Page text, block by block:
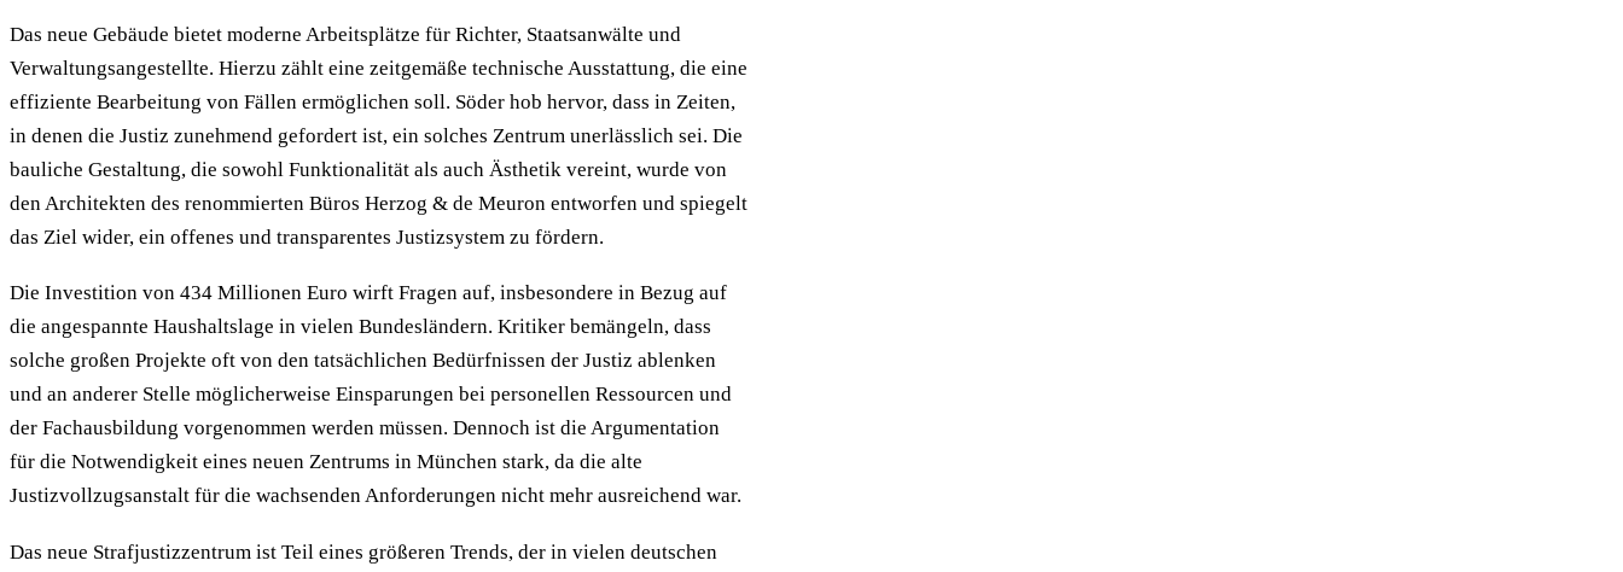
Das neue Gebäude bietet moderne Arbeitsplätze für Richter, Staatsanwälte und
Verwaltungsangestellte. Hierzu zählt eine zeitgemäße technische Ausstattung, die eine
effiziente Bearbeitung von Fällen ermöglichen soll. Söder hob hervor, dass in Zeiten,
in denen die Justiz zunehmend gefordert ist, ein solches Zentrum unerlässlich sei. Die
bauliche Gestaltung, die sowohl Funktionalität als auch Ästhetik vereint, wurde von
den Architekten des renommierten Büros Herzog & de Meuron entworfen und spiegelt
das Ziel wider, ein offenes und transparentes Justizsystem zu fördern.
Die Investition von 434 Millionen Euro wirft Fragen auf, insbesondere in Bezug auf
die angespannte Haushaltslage in vielen Bundesländern. Kritiker bemängeln, dass
solche großen Projekte oft von den tatsächlichen Bedürfnissen der Justiz ablenken
und an anderer Stelle möglicherweise Einsparungen bei personellen Ressourcen und
der Fachausbildung vorgenommen werden müssen. Dennoch ist die Argumentation
für die Notwendigkeit eines neuen Zentrums in München stark, da die alte
Justizvollzugsanstalt für die wachsenden Anforderungen nicht mehr ausreichend war.
Das neue Strafjustizzentrum ist Teil eines größeren Trends, der in vielen deutschen